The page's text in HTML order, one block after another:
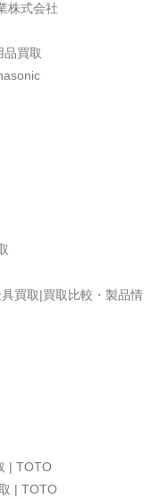
株式会社
品買取
買取|買取比較・製品情
| TOTO
| TOTO